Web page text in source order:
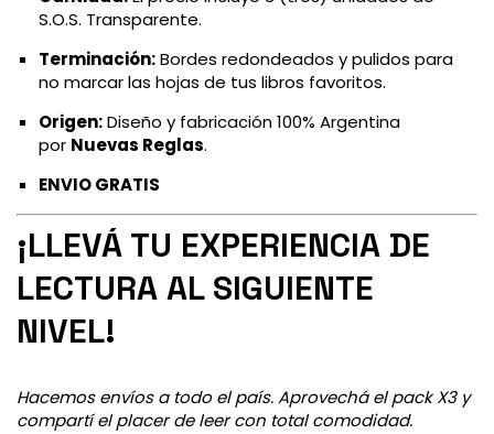
S.O.S. Transparente.
Terminación:Bordes redondeados y pulidos para
no marcar las hojas de tus libros favoritos.
Origen:Diseño y fabricación 100% Argentina
por Nuevas Reglas.
ENVIO GRATIS
¡LLEVÁ TU EXPERIENCIA DE
LECTURA AL SIGUIENTE
NIVEL!
Hacemos envíos a todo el país. Aprovechá el pack X3 y
compartí el placer de leer con total comodidad.